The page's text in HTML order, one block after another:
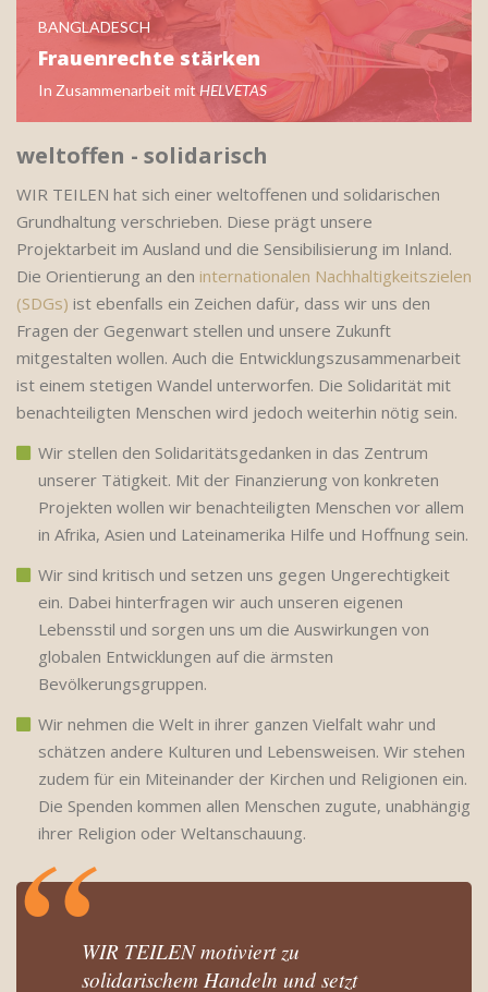
BANGLADESCH
Frauenrechte stärken
In Zusammenarbeit mitHELVETAS
weltoffen - solidarisch
WIR TEILEN hat sich einer weltoffenen und solidarischen
Grundhaltung verschrieben. Diese prägt unsere
Projektarbeit im Ausland und die Sensibilisierung im Inland.
Die Orientierung an den internationalen Nachhaltigkeitszielen
(SDGs) ist ebenfalls ein Zeichen dafür, dass wir uns den
Fragen der Gegenwart stellen und unsere Zukunft
mitgestalten wollen. Auch die Entwicklungszusammenarbeit
ist einem stetigen Wandel unterworfen. Die Solidarität mit
benachteiligten Menschen wird jedoch weiterhin nötig sein.
Wir stellen den Solidaritätsgedanken in das Zentrum
unserer Tätigkeit. Mit der Finanzierung von konkreten
Projekten wollen wir benachteiligten Menschen vor allem
in Afrika, Asien und Lateinamerika Hilfe und Hoffnung sein.
Wir sind kritisch und setzen uns gegen Ungerechtigkeit
ein. Dabei hinterfragen wir auch unseren eigenen
Lebensstil und sorgen uns um die Auswirkungen von
globalen Entwicklungen auf die ärmsten
Bevölkerungsgruppen.
Wir nehmen die Welt in ihrer ganzen Vielfalt wahr und
schätzen andere Kulturen und Lebensweisen. Wir stehen
zudem für ein Miteinander der Kirchen und Religionen ein.
Die Spenden kommen allen Menschen zugute, unabhängig
ihrer Religion oder Weltanschauung.
WIR TEILEN motiviert zu
solidarischem Handeln und setzt